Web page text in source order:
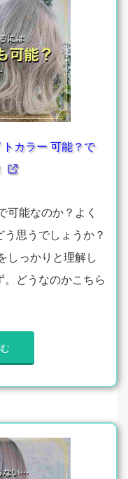
トカラー 可能？で
可能なのか？よく
思うでしょうか？
しっかりと理解し
。どうなのかこちら